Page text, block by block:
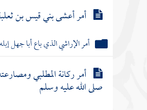
أمر أعشى بني قيس بن
أمر الإراشي الذي باع أبا جهل إبله
أمر ركانة المطلبي
صلى الله عليه وسلم